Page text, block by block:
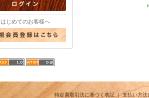
はじめてのお客様へ
特定商取引法に基づく表記｜支払い方法